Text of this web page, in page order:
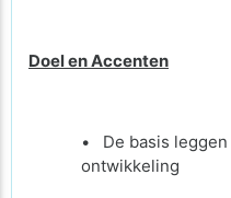
Doel en Accenten
• De basis
ontwikkeling